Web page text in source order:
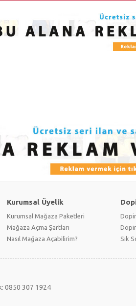
Kurumsal Üyelik
Kurumsal Mağaza Paketleri
Mağaza Açma Şartları
Nasıl Mağaza Açabilirim?
Sık
0850 307 1924